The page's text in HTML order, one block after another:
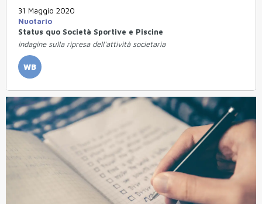
31 Maggio 2020
Nuotario
Status quo Società Sportive e Piscine
indagine sulla ripresa dell'attività societaria
WB